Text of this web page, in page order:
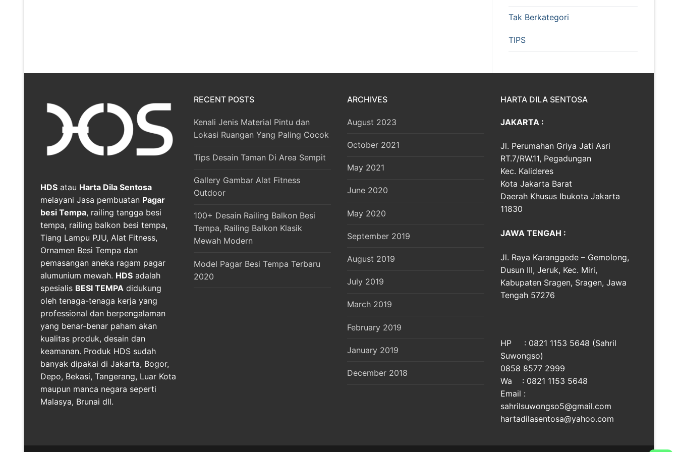
Tak Berkategori
TIPS
HDS atau Harta Dila Sentosa
melayani Jasa pembuatan Pagar
besi Tempa, railing tangga besi
tempa, railing balkon besi tempa,
Tiang Lampu PJU, Alat Fitness,
Ornamen Besi Tempa dan
pemasangan aneka ragam pagar
alumunium mewah. HDS adalah
spesialis BESI TEMPA didukung
oleh tenaga-tenaga kerja yang
professional dan berpengalaman
yang benar-benar paham akan
kualitas produk, desain dan
keamanan. Produk HDS sudah
banyak dipakai di Jakarta, Bogor,
Depo, Bekasi, Tangerang, Luar Kota
maupun manca negara seperti
Malasya, Brunai dll.
RECENT POSTS
Kenali Jenis Material Pintu dan
Lokasi Ruangan Yang Paling Cocok
Tips Desain Taman Di Area Sempit
Gallery Gambar Alat Fitness
Outdoor
100+ Desain Railing Balkon Besi
Tempa, Railing Balkon Klasik
Mewah Modern
Model Pagar Besi Tempa Terbaru
2020
ARCHIVES
August 2023
October 2021
May 2021
June 2020
May 2020
September 2019
August 2019
July 2019
March 2019
February 2019
January 2019
December 2018
HARTA DILA SENTOSA
JAKARTA :
Jl. Perumahan Griya Jati Asri
RT.7/RW.11, Pegadungan
Kec. Kalideres
Kota Jakarta Barat
Daerah Khusus Ibukota Jakarta
11830
JAWA TENGAH :
Jl. Raya Karanggede – Gemolong,
Dusun III, Jeruk, Kec. Miri,
Kabupaten Sragen, Sragen, Jawa
Tengah 57276
HP : 0821 1153 5648 (Sahril
Suwongso)
0858 8577 2999
Wa : 0821 1153 5648
Email :
sahrilsuwongso5@gmail.com
hartadilasentosa@yahoo.com